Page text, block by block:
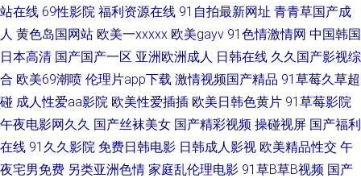
久久青草线蕉国产 日本人人操 午夜影院黄 91麻豆国产蜜臀 白丝91在线 韩国
草逼 欧美午夜免费剧场 日韩免费观看一级 亚洲春色'aAV 91高清免费视频 超
碰性交片 国精品自精品 老湿网站 青娱乐激情网 午夜璐璐影院 91喷水后入
俺也去影音先锋 国产一区二 久热精品10 日本特黄视频 午夜专区 91福利社
站在线 69性影院 福利资源在线 91自拍最新网址 青青草国产成
人 黄色岛国网站 欧美一xxxxx 欧美gayv 91色情激情网 中国韩国
日本高清 国产国产一区 亚洲欧洲成人 日韩在线 久久国产影视综
合 欧美69潮喷 伦理片app下载 激情视频国产精品 91草莓久草超
碰 成人性爱aa影院 欧美性爱插插 欧美日韩色黄片 91草莓影院
午夜电影网久久 国产丝袜美女 国产精彩视频 操碰视屏 国产福利
在线 91久久影院 免费日韩电影 日韩成人影视 欧美精品性交 午
夜宅男免费 另类亚洲色情 家庭乱伦理电影 91草B草B视频 国产